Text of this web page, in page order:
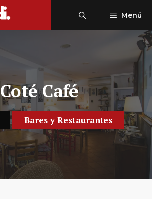
Menú
Coté Café
Bares y Restaurantes